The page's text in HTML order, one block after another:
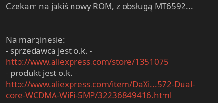
Czekam na jakiś nowy ROM, z obsługą MT6592...
Na marginesie:
- sprzedawca jest o.k. -
http://www.aliexpress.com/store/1351075
- produkt jest o.k. -
http://www.aliexpress.com/item/DaXi...572-Dual-
core-WCDMA-WiFi-5MP/32236849416.html